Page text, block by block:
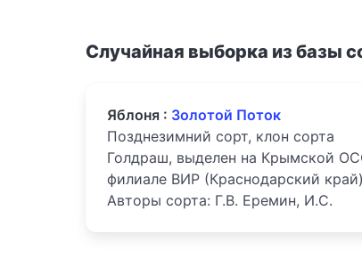
Случайная выборка из базы
Яблоня : Золотой Поток
Позднезимний сорт, клон сорта
Голдраш, выделен на Крымской
филиале ВИР (Краснодарский
Авторы сорта: Г.В. Еремин, И.С.